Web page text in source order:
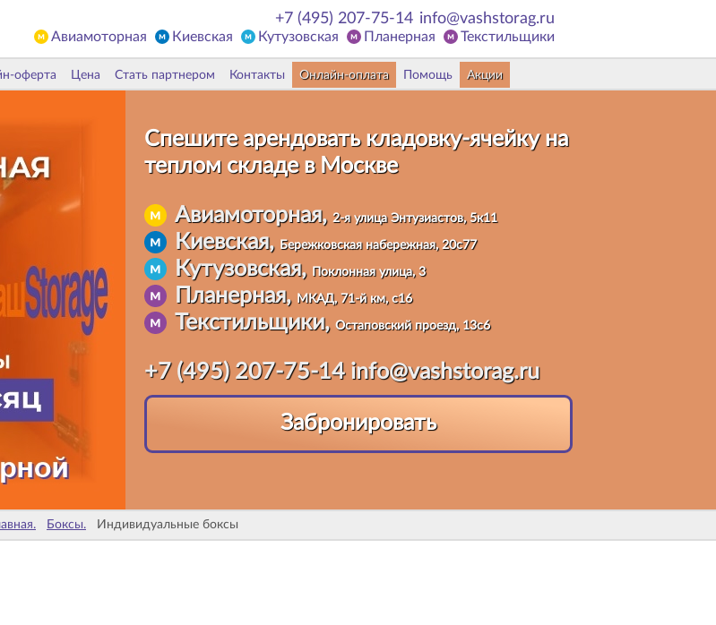
+7 (495) 207-75-14 info@vashstorag.ru
Авиамоторная Киевская Кутузовская Планерная Текстильщики
оферта Цена Стать партнером Контакты Онлайн-оплата Помощь Акции
Спешите арендовать кладовку-ячейку на
теплом складев Москве
Авиамоторная, 2-я улица Энтузиастов, 5к11
Киевская, Бережковская набережная, 20с77
Кутузовская, Поклонная улица, 3
Планерная, МКАД, 71-й км, с16
Текстильщики, Остаповский проезд, 13с6
+7 (495) 207-75-14 info@vashstorag.ru
Забронировать
Боксы. Индивидуальные боксы